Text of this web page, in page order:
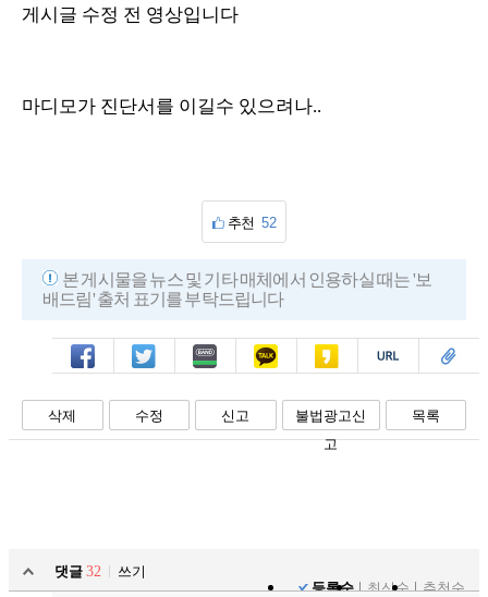
t
e
e
0
%
게시글 수정 전 영상입니다
마디모가 진단서를 이길수 있으려나..
추천 52
본 게시물을 뉴스 및 기타 매체에서 인용하실 때는 '보
배드림' 출처 표기를 부탁드립니다
페북 트윗 밴드 카톡 카스 복사 스크랩
삭제 수정 신고
불법광고신
고
목록
댓글 32
쓰기
등록순
최신순 추천순